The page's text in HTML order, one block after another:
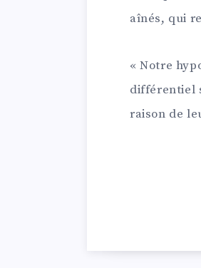
aînés, qui
« Notre
différentiel
raison de